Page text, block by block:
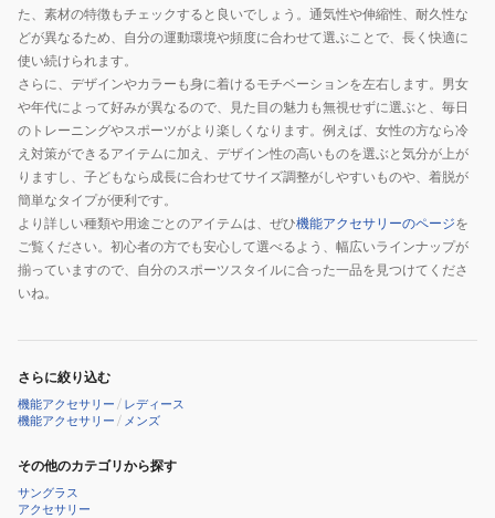
た、素材の特徴もチェックすると良いでしょう。通気性や伸縮性、耐久性な
どが異なるため、自分の運動環境や頻度に合わせて選ぶことで、長く快適に
使い続けられます。
さらに、デザインやカラーも身に着けるモチベーションを左右します。男女
や年代によって好みが異なるので、見た目の魅力も無視せずに選ぶと、毎日
のトレーニングやスポーツがより楽しくなります。例えば、女性の方なら冷
え対策ができるアイテムに加え、デザイン性の高いものを選ぶと気分が上が
りますし、子どもなら成長に合わせてサイズ調整がしやすいものや、着脱が
簡単なタイプが便利です。
より詳しい種類や用途ごとのアイテムは、ぜひ機能アクセサリーのページを
ご覧ください。初心者の方でも安心して選べるよう、幅広いラインナップが
揃っていますので、自分のスポーツスタイルに合った一品を見つけてくださ
いね。
さらに絞り込む
機能アクセサリー / レディース
機能アクセサリー / メンズ
その他のカテゴリから探す
サングラス
アクセサリー